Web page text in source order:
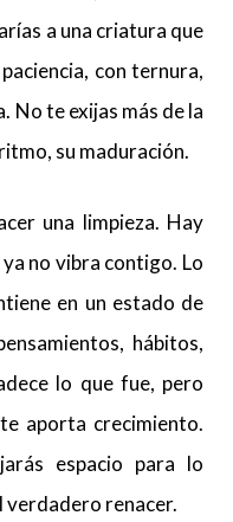
a una criatura que
con ternura,
No te exijas más de la
su maduración.
una limpieza. Hay
no vibra contigo. Lo
en un estado de
hábitos,
lo que fue, pero
aporta crecimiento.
espacio para lo
verdadero renacer.